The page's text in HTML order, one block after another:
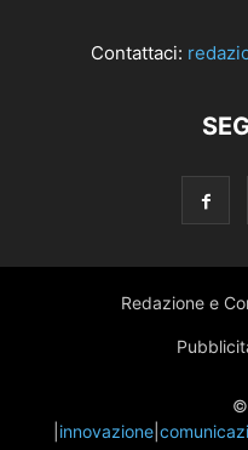
Contattaci:
Redazione e
©
innovazione